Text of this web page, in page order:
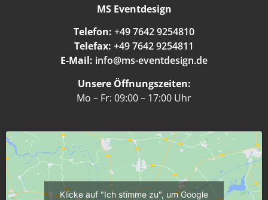
MS Eventdesign
Telefon: +49 7642 9254810
Telefax: +49 7642 9254811
E-Mail: info@ms-eventdesign.de
Unsere Öffnungszeiten:
Mo – Fr: 09:00 – 17:00 Uhr
Klicke auf "Ich stimme zu", um Google